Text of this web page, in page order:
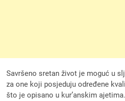
Savršeno sretan život je moguć u
za one koji posjeduju određene
što je opisano u kur’anskim